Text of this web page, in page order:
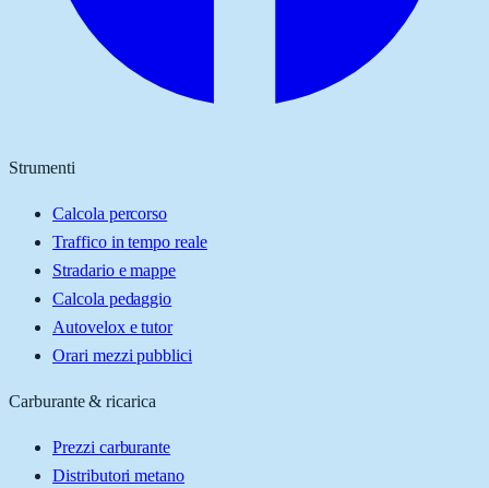
Strumenti
Calcola percorso
Traffico in tempo reale
Stradario e mappe
Calcola pedaggio
Autovelox e tutor
Orari mezzi pubblici
Carburante & ricarica
Prezzi carburante
Distributori metano